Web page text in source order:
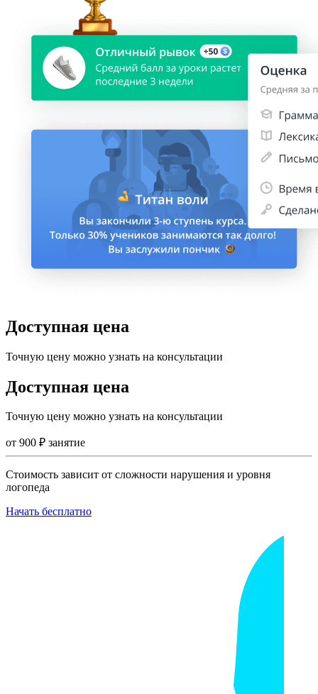
Доступная цена
Точную цену можно узнать на консультации
Доступная цена
Точную цену можно узнать на консультации
от 900 ₽ занятие
Стоимость зависит от сложности нарушения и уровня
логопеда
Начать бесплатно